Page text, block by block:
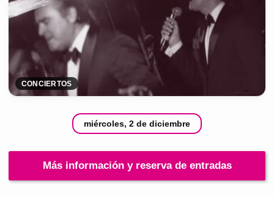
CONCIERTOS
miércoles, 2 de diciembre
Más información y reserva de entradas